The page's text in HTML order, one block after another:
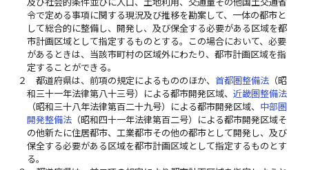
及び社会的条件並びに人口、土地利用、交通量その他国土交通省
令で定める事項に関する現況及び推移を勘案して、一体の都市と
して総合的に整備し、開発し、及び保全する必要がある区域を都
市計画区域として指定するものとする。この場合において、必要
があるときは、当該市町村の区域外にわたり、都市計画区域を指
定することができる。
２
都道府県は、前項の規定によるもののほか、 首都圏整備法 （昭
和三十一年法律第八十三号）による都市開発区域、近畿圏整備法
（昭和三十八年法律第百二十九号）による都市開発区域、 中部圏
開発整備法 （昭和四十一年法律第百二号）による都市開発区域そ
の他新たに住居都市、工業都市その他の都市として開発し、及び
保全する必要がある区域を都市計画区域として指定するものとす
る。